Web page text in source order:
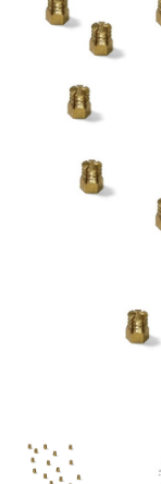
Contate agora
Impressão
Nossos parceiros
Política de
Proteção de dados